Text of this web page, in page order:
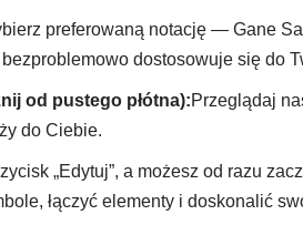
preferowaną notację — Gane
dostosowuje się do
od pustego płótna):Przeglądaj
do Ciebie.
„Edytuj”, a możesz od razu
łączyć elementy i doskonalić